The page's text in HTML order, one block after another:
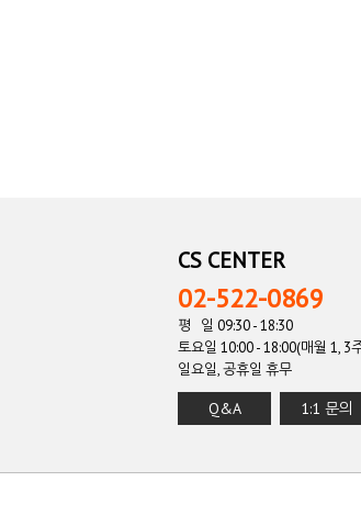
CS CENTER
02-522-0869
평 일 09:30 - 18:30
토요일 10:00 - 18:00(매월 1, 3
일요일, 공휴일 휴무
Q&A 1:1 문의